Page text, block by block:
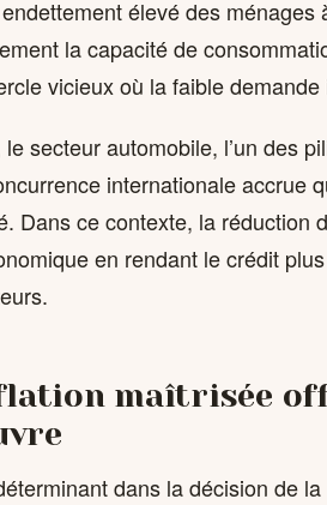
élevé des
la capacité de
vicieux où la faible
secteur automobile, l’un des
internationale accrue
Dans ce contexte, la réduction
en rendant le crédit
maîtrisée
dans la décision de